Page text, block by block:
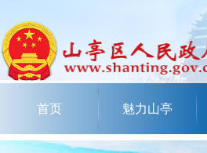
首页 魅力山亭